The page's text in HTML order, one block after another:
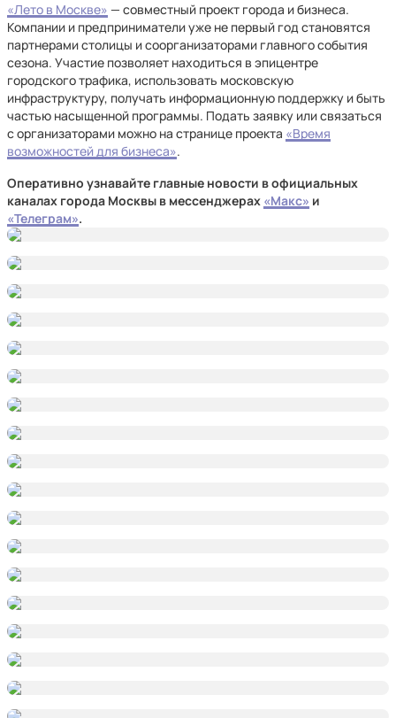
«Лето в Москве» — совместный проект города и бизнеса.
Компании и предприниматели уже не первый год становятся
партнерами столицы и соорганизаторами главного события
сезона. Участие позволяет находиться в эпицентре
городского трафика, использовать московскую
инфраструктуру, получать информационную поддержку и быть
частью насыщенной программы. Подать заявку или связаться
с организаторами можно на странице проекта «Время
возможностей для бизнеса».
Оперативно узнавайте главные новости в официальных
каналах города Москвы в мессенджерах «Макс» и
«Телеграм».